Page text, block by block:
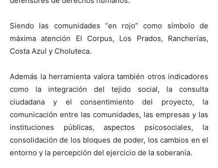
Siendo las comunidades “en rojo” como símbolo de
máxima atención El Corpus, Los Prados, Rancherías,
Costa Azul y Choluteca.
Además la herramienta valora también otros indicadores
como la integración del tejido social, la consulta
ciudadana y el consentimiento del proyecto, la
comunicación entre las comunidades, las empresas y las
instituciones públicas, aspectos psicosociales, la
consolidación de los bloques de poder, los cambios en el
entorno y la percepción del ejercicio de la soberanía.